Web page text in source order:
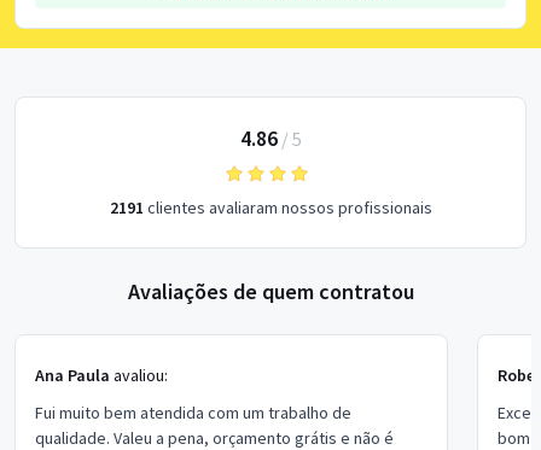
4.86/ 5
2191 clientes avaliaram nossos profissionais
Avaliações de quem contratou
Ana Paula avaliou:
Fui muito bem atendida com um trabalho de
qualidade. Valeu a pena, orçamento grátis e não é
bom